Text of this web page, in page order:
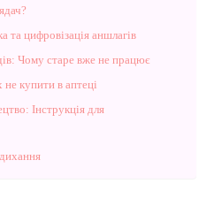
та цифровізація аншлагів
Чому старе вже не працює
купити в аптеці
Інструкція для